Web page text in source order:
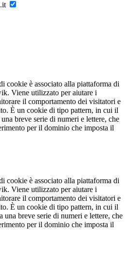
cookie è associato alla piattaforma di
Viene utilizzato per aiutare i
il comportamento dei visitatori e
È un cookie di tipo pattern, in cui il
breve serie di numeri e lettere, che
per il dominio che imposta il
cookie è associato alla piattaforma di
Viene utilizzato per aiutare i
il comportamento dei visitatori e
È un cookie di tipo pattern, in cui il
una breve serie di numeri e lettere, che
per il dominio che imposta il